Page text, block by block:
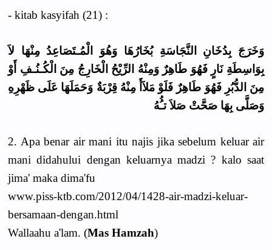
- kitab kasyifah (21) :
وَخَرَجَ بِدُخَانِ النَّجَاسَةِ بُخَارُهَا وَهُوَ الْمُـتَصَاعِدُ مِنْهَا لاَ
بِوَاسِطَةِ نَارٍ فَهُوَ طَاهِرٌ وَمِنْهُ الرِّيْحُ الْخَارِجُ مِنَ الْكُـنُـفِ أَوْ
مِنَ الدُّبُرِ فَهُوَ طَاهِرٌ فَلَوْ مَلاَأَ مِنْهُ قِرْبَةٌ وَحَمَلَهَا عَلَى ظَهْرِهِ
وَصَلَّى بِهَا صَحَّتْ صَلاَ تـُُهُ
2. Apa benar air mani itu najis jika sebelum keluar air
mani didahului dengan keluarnya madzi ? kalo saat
jima' maka dima'fu
www.piss-ktb.com/2012/04/1428-air-madzi-keluar-
bersamaan-dengan.html
Wallaahu a'lam. (Mas Hamzah)